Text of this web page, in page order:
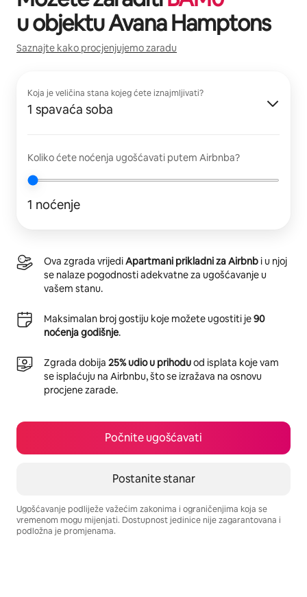
u objektuAvana Hamptons
Saznajte kako procjenjujemo zaradu
Koja je veličina stana kojeg ćete iznajmljivati?
1 spavaća soba
Koliko ćete noćenja ugošćavati putem Airbnba?
1 noćenje
Ova zgrada vrijediApartmani prikladni za Airbnb i u njoj
se nalaze pogodnosti adekvatne za ugošćavanje u
vašem stanu.
Maksimalan broj gostiju koje možete ugostiti je90
noćenja godišnje.
Zgrada dobija 25% udio u prihoduod isplata koje vam
se isplaćuju na Airbnbu, što se izražava na osnovu
procjene zarade.
Počnite ugošćavati
Postanite stanar
Ugošćavanje podliježe važećim zakonima i ograničenjima koja se
vremenom mogu mijenjati. Dostupnost jedinice nije zagarantovana i
podložna je promjenama.